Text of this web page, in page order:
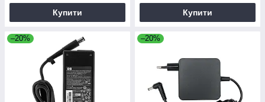
Купити Купити
–20% –20%